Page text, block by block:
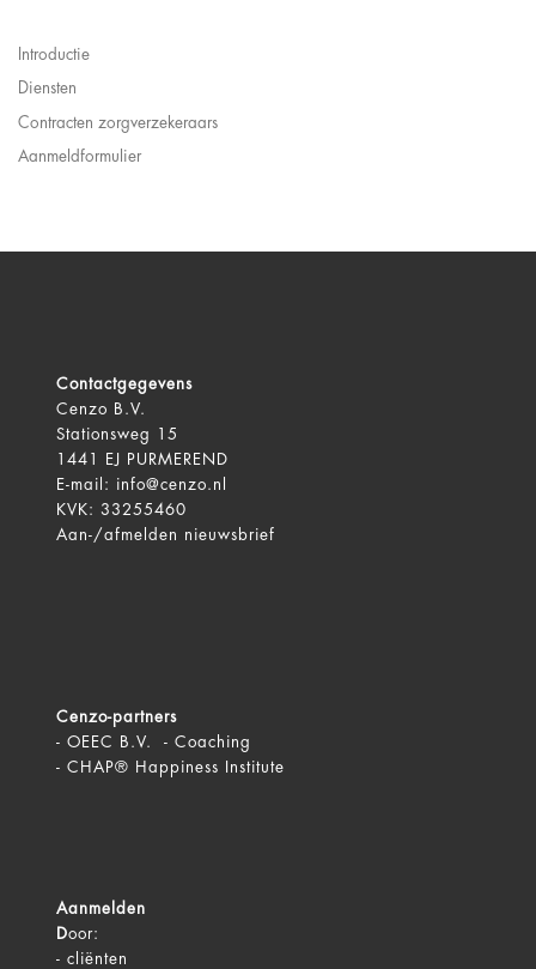
Introductie
Diensten
Contracten zorgverzekeraars
Aanmeldformulier
Contactgegevens
Cenzo B.V.
Stationsweg 15
1441 EJ PURMEREND
E-mail:
info@cenzo.nl
KVK: 33255460
Aan-/afmelden
nieuwsbrief
Cenzo-partners
- OEEC B.V. - Coaching
- CHAP® Happiness Institute
Aanmelden
Door:
- cliënten